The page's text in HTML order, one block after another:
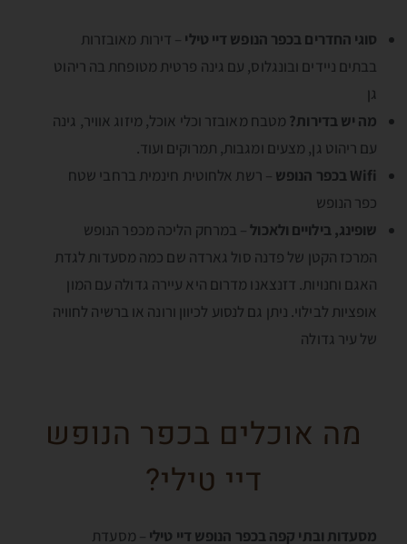
סוגי החדרים בכפר הנופש דיי טילי – דירות מאובזרות
בבתים ניידים ובונגלוס, עם גינה פרטית מטופחת בה ריהוט
גן
מה יש בדירות? מטבח מאובזר וכלי אוכל, מיזוג אוויר, גינה
עם ריהוט גן, מצעים ומגבות, תמרוקים ועוד.
Wifi בכפר הנופש
– רשת אלחוטית חינמית ברחבי שטח
כפר הנופש
שופינג, בילויים ולאכול– במרחק הליכה מכפר הנופש
המרכז הקטן של פדנה סול גארדה שם כמה מסעדות לגדת
האגם וחנויות. דזנצאנו מדרום היא עיירה גדולה עם המון
אופציות לבילוי. ניתן גם לנסוע לכיוון ורונה או ברשיה לחוויה
של עיר גדולה
מה אוכלים בכפר הנופש
דיי טילי?
מסעדות ובתי קפה בכפר הנופש דיי טילי – מסעדת